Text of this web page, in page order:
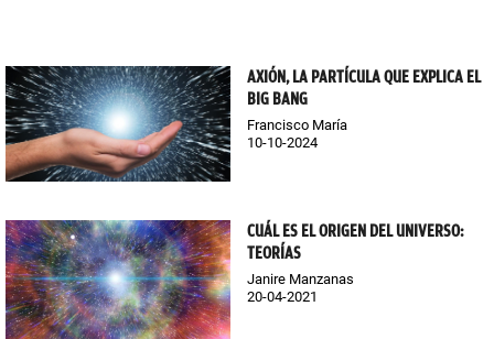
AXIÓN, LA PARTÍCULA QUE EXPLICA EL
BIG BANG
Francisco María
10-10-2024
CUÁL ES EL ORIGEN DEL UNIVERSO:
TEORÍAS
Janire Manzanas
20-04-2021